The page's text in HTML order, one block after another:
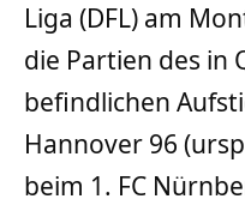
Liga (DFL) am
die Partien des in
befindlichen
Hannover 96
beim 1. FC